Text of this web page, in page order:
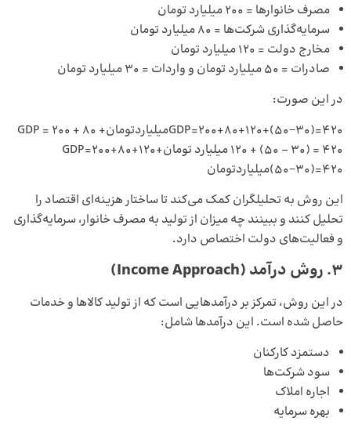
مصرف خانوارها = ۲۰۰ میلیارد تومان
سرمایه‌گذاری شرکت‌ها = ۸۰ میلیارد تومان
مخارج دولت = ۱۲۰ میلیارد تومان
صادرات = ۵۰ میلیارد تومان و واردات = ۳۰ میلیارد تومان
در این صورت:
GDP=200+80+120+(50−30)=420میلیاردتومانGDP = 200 + 80 +
120 + (50 – 30) = 420 میلیارد تومانGDP=200+80+120+
(50−30)=420میلیاردتومان
این روش به تحلیلگران کمک می‌کند تا ساختار هزینه‌ای اقتصاد را
تحلیل کنند و ببینند چه میزان از تولید به مصرف خانوار، سرمایه‌گذاری
و فعالیت‌های دولت اختصاص دارد.
۳. روش درآمد (Income Approach)
در این روش، تمرکز بر درآمدهایی است که از تولید کالاها و خدمات
حاصل شده است. این درآمدها شامل:
دستمزد کارکنان
سود شرکت‌ها
اجاره املاک
بهره سرمایه